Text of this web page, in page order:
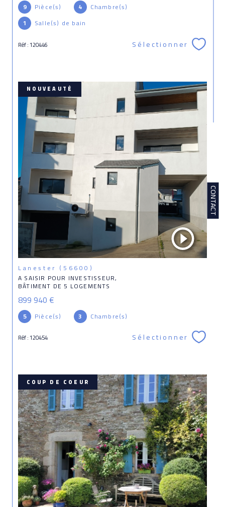
CONTACT
9 Pièce(s) 4
Chambre(s)
1
Salle(s) de bain
Réf : 120446 Sélectionner
NOUVEAUTÉ
Lanester (56600)
A SAISIR POUR INVESTISSEUR,
BÂTIMENT DE 5 LOGEMENTS
899 940 €
5 Pièce(s) 3 Chambre(s)
Réf : 120454 Sélectionner
COUP DE COEUR